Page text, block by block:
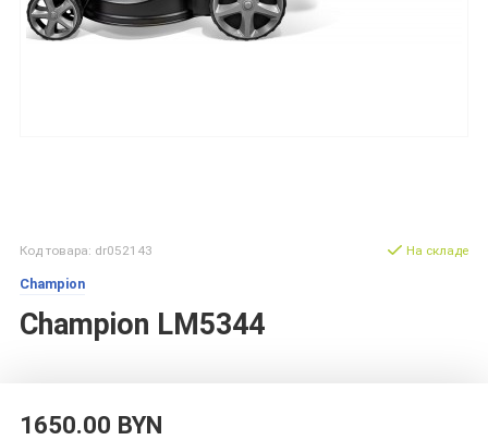
Код товара: dr052143
Champion
Champion LM5344
На складе
1650.00 BYN